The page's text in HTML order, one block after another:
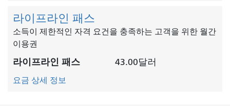
라이프라인 패스
소득이 제한적인 자격 요건을 충족하는 고객을 위한 월간
이용권
라이프라인 패스 43.00달러
요금 상세 정보